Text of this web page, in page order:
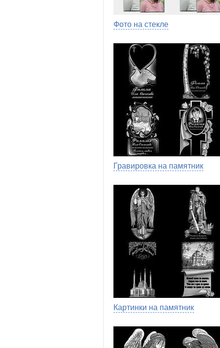
Фото на стекле
Гравировка на памятник
Картинки на памятник